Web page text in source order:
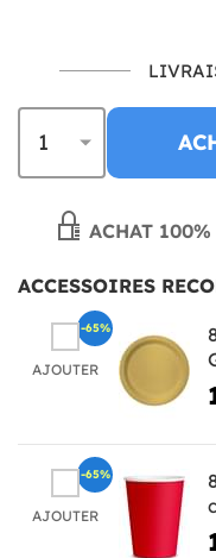
ACHAT
ACCESSOIRES
AJOUTER
-65%
AJOUTER
-65%